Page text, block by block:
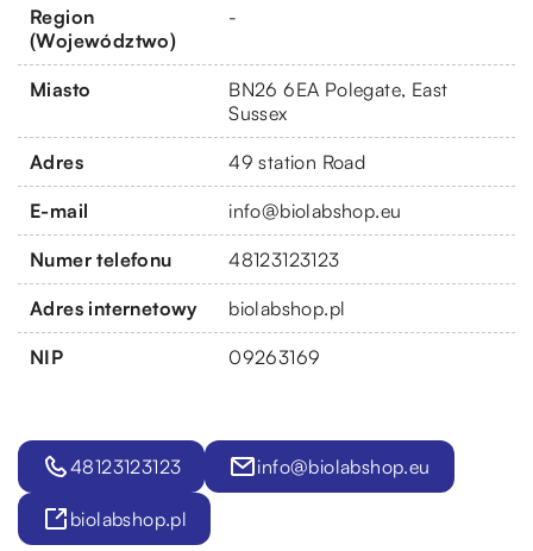
Region
(Województwo)
-
Miasto
BN26 6EA Polegate, East
Sussex
Adres 49 station Road
E-mail info@biolabshop.eu
Numer telefonu 48123123123
Adres internetowy biolabshop.pl
NIP 09263169
48123123123 info@biolabshop.eu
biolabshop.pl